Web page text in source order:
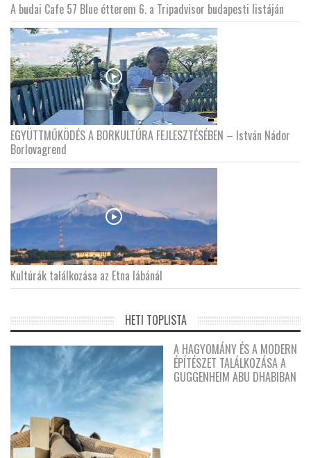
A budai Cafe 57 Blue étterem 6. a Tripadvisor budapesti listáján
EGYÜTTMŰKÖDÉS A BORKULTÚRA FEJLESZTÉSÉBEN – István Nádor
Borlovagrend
Kultúrák találkozása az Etna lábánál
HETI TOPLISTA
A HAGYOMÁNY ÉS A MODERN
ÉPÍTÉSZET TALÁLKOZÁSA A
GUGGENHEIM ABU DHABIBAN